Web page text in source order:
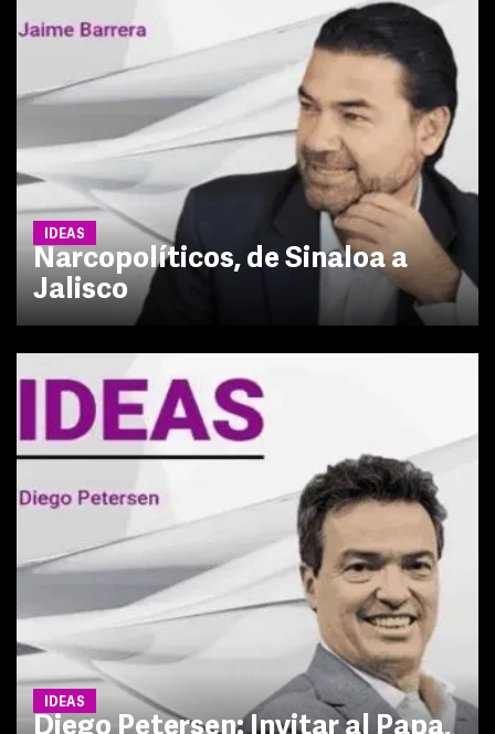
IDEAS
Narcopolíticos, de Sinaloa a
Jalisco
IDEAS
Diego Petersen: Invitar al Papa,